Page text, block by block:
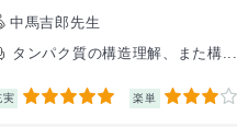
中馬吉郎先生
タンパク質の構造理解、また構...
実 5 楽単 3